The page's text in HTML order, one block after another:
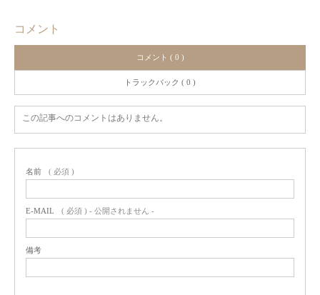
コメント
コメント ( 0 )
トラックバック ( 0 )
この記事へのコメントはありません。
名前 ( 必須 )
E-MAIL ( 必須 ) - 公開されません -
備考